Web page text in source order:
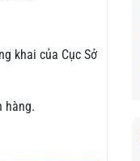
khai của Cục Sở
hàng.